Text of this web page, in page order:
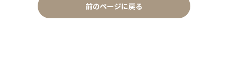
前のページに戻る